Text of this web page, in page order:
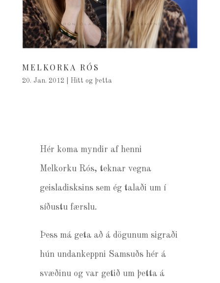
MELKORKA RÓS
20. Jan. 2012 Hitt og þetta
Hér koma myndir af henni
Melkorku Rós, teknar vegna
geisladisksins sem ég talaði um í
síðustu færslu.
Þess má geta að á dögunum sigraði
hún undankeppni Samsuðs hér á
svæðinu og var getið um þetta á